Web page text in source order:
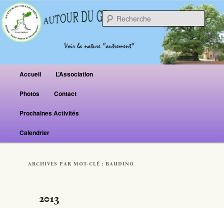
Menu principal
Aller au contenu principal
Aller au contenu secondaire
Accueil L’Association
Photos Contact
Prochaines Activités
Calendrier
ARCHIVES PAR MOT-CLÉ :BAUDINO
2013